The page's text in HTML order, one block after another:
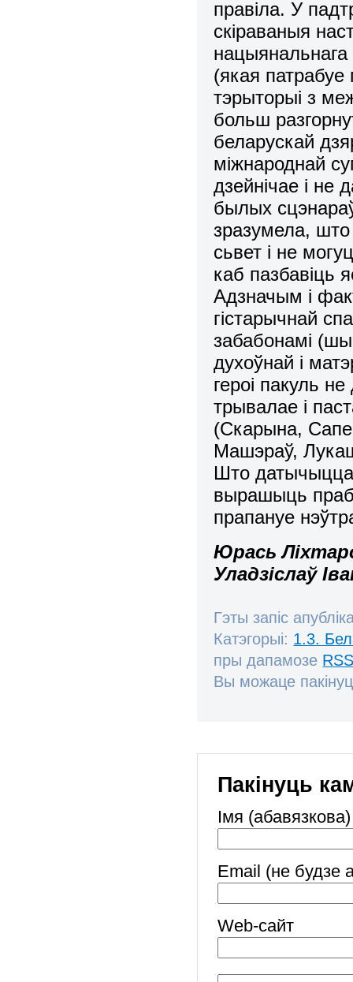
правіла. У
скіраваныя
(якая патрабуе
тэрыторыі з
больш
беларускай
міжнароднай
дзейнічае і
былых
зразумела,
сьвет і не
каб пазбавіць
Адзначым і
гістарычнай
забабонамі
духоўнай і
героі пакуль
трывалае і
(Скарына,
Машэраў,
Што
вырашыць
прапануе
Юрась
Уладзіслаў
Гэты запіс
Катэгорыі: 1.3.
пры дапамозе
Вы можаце
Пакінуць
Імя (абавязкова)
Email (не будзе
Web-cайт